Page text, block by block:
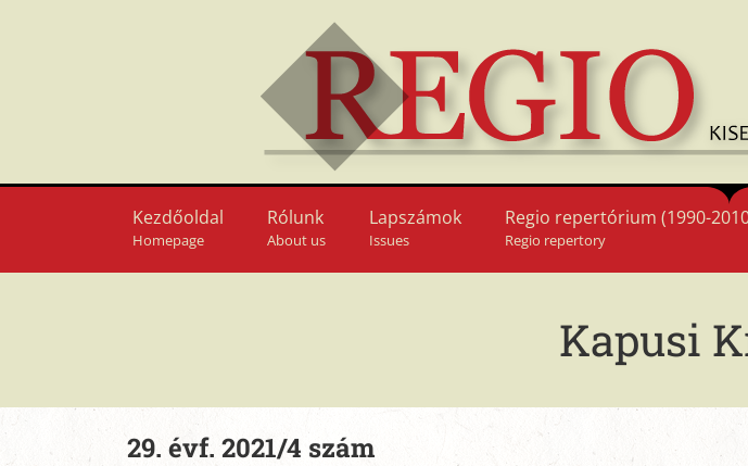
Kezdőoldal
Homepage
Rólunk
About us
Lapszámok
Issues
Regio repertórium (1990-
Regio repertory
Kapusi
29. évf. 2021/4 szám